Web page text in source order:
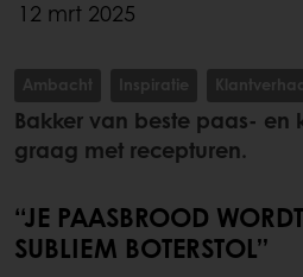
12 mrt 2025
Ambacht Inspiratie
Bakker van beste paas- en
graag met recepturen.
‘‘JE PAASBROOD
SUBLIEM BOTERSTOL’’